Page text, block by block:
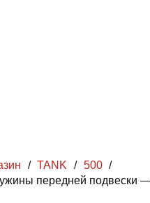
/ TANK / 500 /
передней подвески —